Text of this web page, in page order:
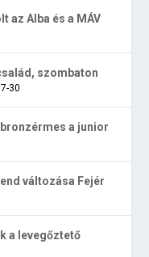
az Alba és a MÁV
szombaton
30
a junior
változása Fejér
a levegőztető